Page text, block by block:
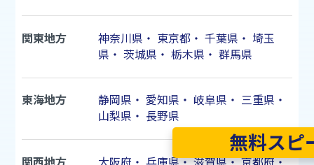
関東地方 神奈川県 ・ 東京都・ 千葉県 ・ 埼玉
県 ・ 茨城県 ・ 栃木県 ・ 群馬県
東海地方 静岡県 ・ 愛知県 ・ 岐阜県 ・ 三重県 ・
山梨県 ・ 長野県
無料スピ